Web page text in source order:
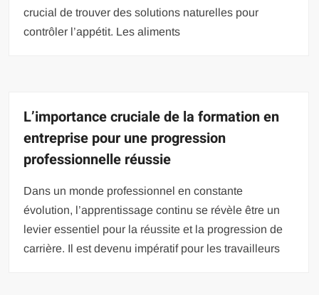
crucial de trouver des solutions naturelles pour
contrôler l’appétit. Les aliments
L’importance cruciale de la formation en
entreprise pour une progression
professionnelle réussie
Dans un monde professionnel en constante
évolution, l’apprentissage continu se révèle être un
levier essentiel pour la réussite et la progression de
carrière. Il est devenu impératif pour les travailleurs